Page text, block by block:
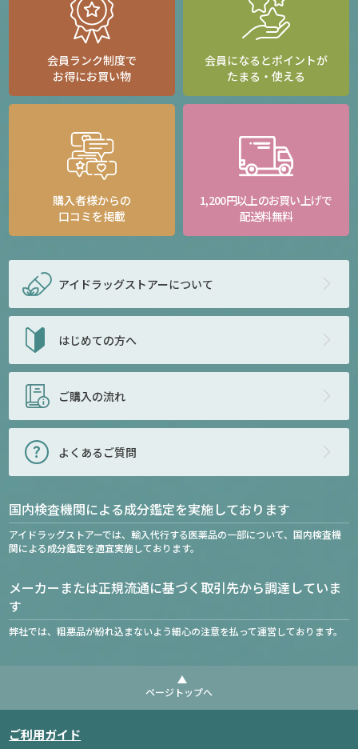
会員ランク制度で
お得にお買い物
会員になるとポイントが
たまる・使える
購入者様からの
口コミを掲載
1,200円以上のお買い上げで
配送料無料
アイドラッグストアーについて
はじめての方へ
ご購入の流れ
よくあるご質問
国内検査機関による成分鑑定を実施しております
アイドラッグストアーでは、輸入代行する医薬品の一部について、国内検査機
関による成分鑑定を適宜実施しております。
メーカーまたは正規流通に基づく取引先から調達していま
す
弊社では、粗悪品が紛れ込まないよう細心の注意を払って運営しております。
ページトップへ
ご利用ガイド